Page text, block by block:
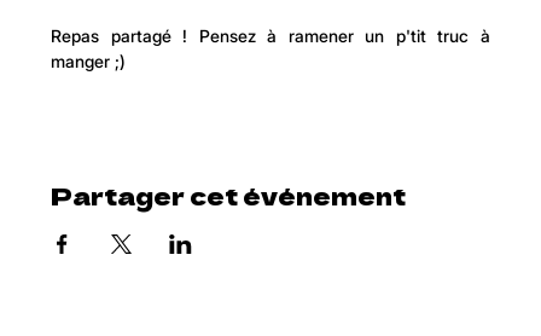
Repas partagé ! Pensez à ramener un p'tit truc à
manger ;)
Partager cet événement